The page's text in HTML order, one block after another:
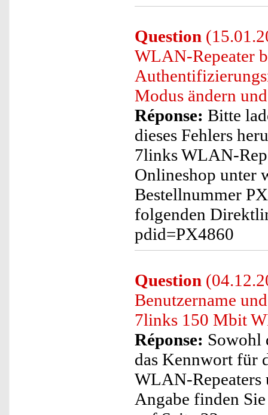
Question
WLAN-Repeater
Modus ändern
Réponse: Bitte
dieses Fehlers
7links WLAN-
Onlineshop unter
Bestellnummer
folgenden
pdid=PX4860
Question
Benutzername
7links 150 Mbit
Réponse: Sowohl
das Kennwort für
WLAN-Repeaters
Angabe finden